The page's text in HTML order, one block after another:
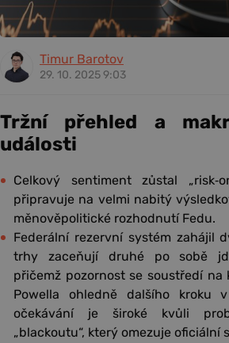
Timur Barotov
29. 10. 2025 9:03
Tržní přehled a
události
Celkový sentiment zůstal
připravuje na velmi nabitý
měnověpolitické rozhodnutí Fedu.
Federální rezervní systém zahájil
trhy zaceňují druhé po sobě
přičemž pozornost se soustředí na
Powella ohledně dalšího kroku
očekávání je široké kvůli
„blackoutu“, který omezuje oficiální